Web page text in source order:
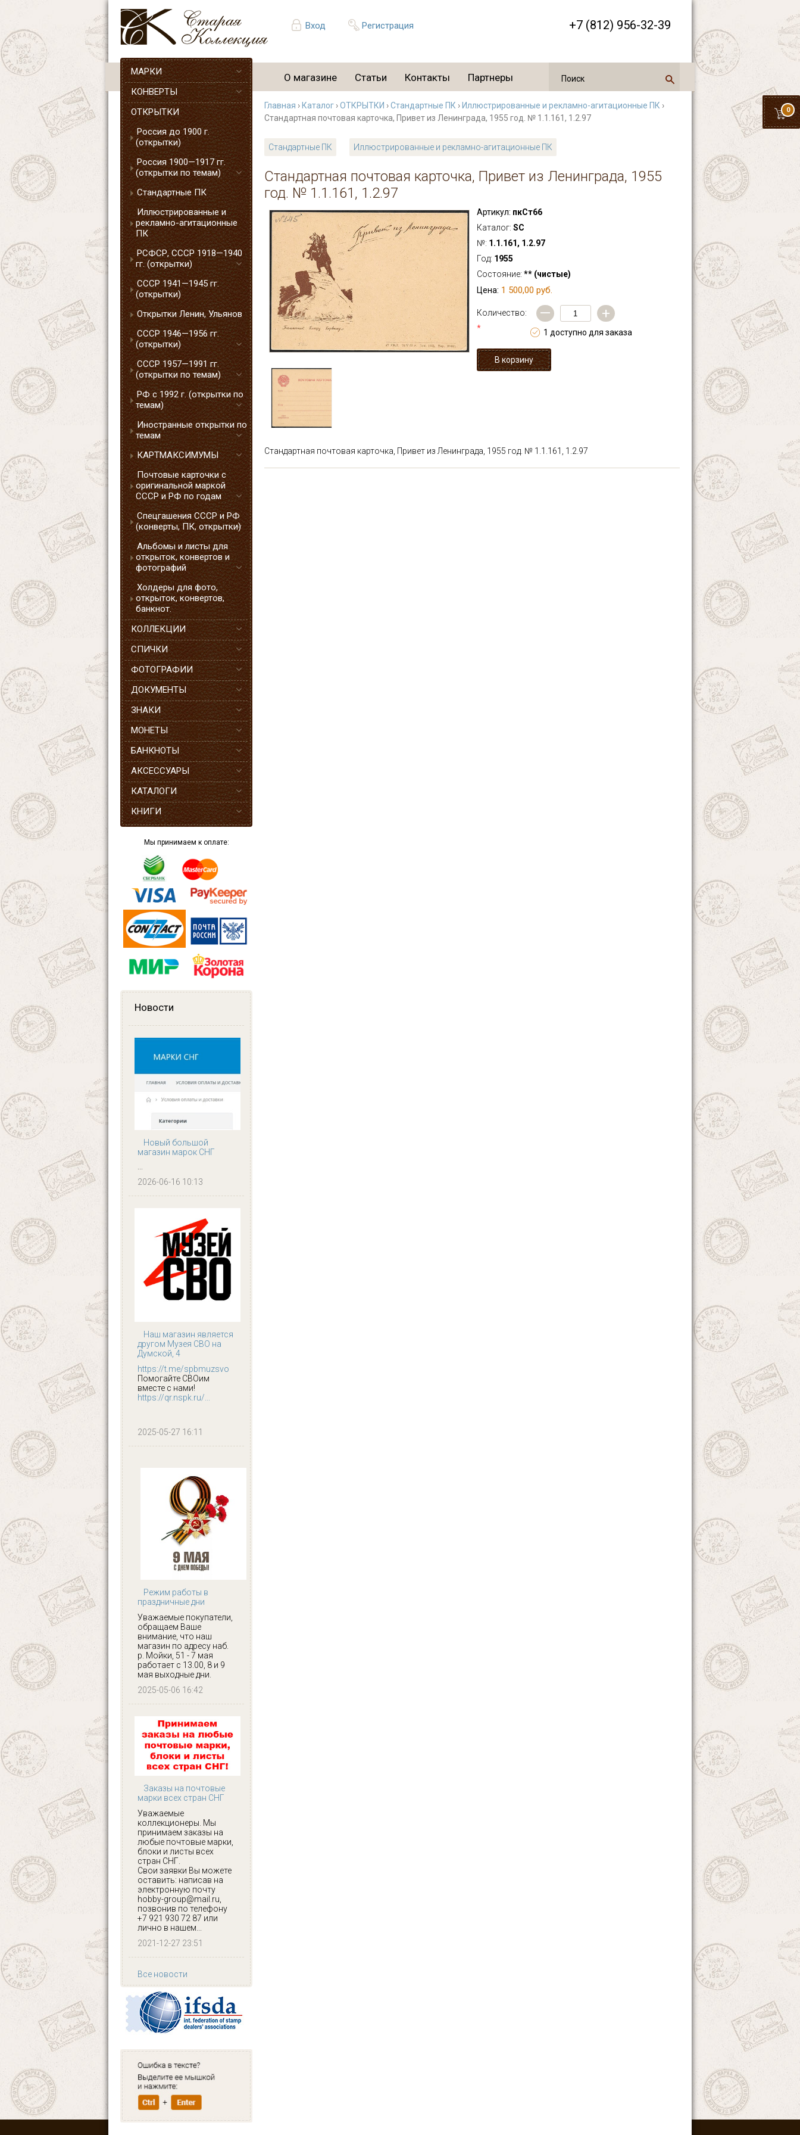
Вход Регистрация +7 (812) 956-32-39
0
О магазине Статьи Контакты Партнеры
МАРКИ
КОНВЕРТЫ
ОТКРЫТКИ
Россия до 1900 г.
(открытки)
Россия 1900—1917 гг.
(открытки по темам)
Стандартные ПК
Иллюстрированные и
рекламно-агитационные
ПК
РСФСР, СССР 1918—1940
гг. (открытки)
СССР 1941—1945 гг.
(открытки)
Открытки Ленин, Ульянов
СССР 1946—1956 гг.
(открытки)
СССР 1957—1991 гг.
(открытки по темам)
РФ с 1992 г. (открытки по
темам)
Иностранные открытки по
темам
КАРТМАКСИМУМЫ
Почтовые карточки с
оригинальной маркой
СССР и РФ по годам
Спецгашения СССР и РФ
(конверты, ПК, открытки)
Альбомы и листы для
открыток, конвертов и
фотографий
Холдеры для фото,
открыток, конвертов,
банкнот.
КОЛЛЕКЦИИ
СПИЧКИ
ФОТОГРАФИИ
ДОКУМЕНТЫ
ЗНАКИ
МОНЕТЫ
БАНКНОТЫ
АКСЕССУАРЫ
КАТАЛОГИ
КНИГИ
Мы принимаем к оплате:
Новости
Новый большой
магазин марок СНГ
...
2026-06-16 10:13
Наш магазин является
другом Музея СВО на
Думской, 4
https://t.me/spbmuzsvo
Помогайте СВОим
вместе с нами!
https://qr.nspk.ru/...
2025-05-27 16:11
Режим работы в
праздничные дни
Уважаемые покупатели,
обращаем Ваше
внимание, что наш
магазин по адресу наб.
р. Мойки, 51 - 7 мая
работает с 13.00, 8 и 9
мая выходные дни.
2025-05-06 16:42
Заказы на почтовые
марки всех стран СНГ
Уважаемые
коллекционеры. Мы
принимаем заказы на
любые почтовые марки,
блоки и листы всех
стран СНГ.
Свои заявки Вы можете
оставить: написав на
электронную почту
hobby-group@mail.ru,
позвонив по телефону
+7 921 930 72 87 или
лично в нашем...
2021-12-27 23:51
Все новости
Главная › Каталог ›ОТКРЫТКИ ›Стандартные ПК › Иллюстрированные и рекламно-агитационные ПК ›
Стандартная почтовая карточка, Привет из Ленинграда, 1955 год. № 1.1.161, 1.2.97
Стандартные ПК Иллюстрированные и рекламно-агитационные ПК
Стандартная почтовая карточка, Привет из Ленинграда, 1955
год. № 1.1.161, 1.2.97
Артикул: пкСт66
Каталог: SC
№: 1.1.161, 1.2.97
Год: 1955
Состояние: ** (чистые)
Цена: 1 500,00 руб.
Количество:
*
— +
1 доступно для заказа
Стандартная почтовая карточка, Привет из Ленинграда, 1955 год. № 1.1.161, 1.2.97